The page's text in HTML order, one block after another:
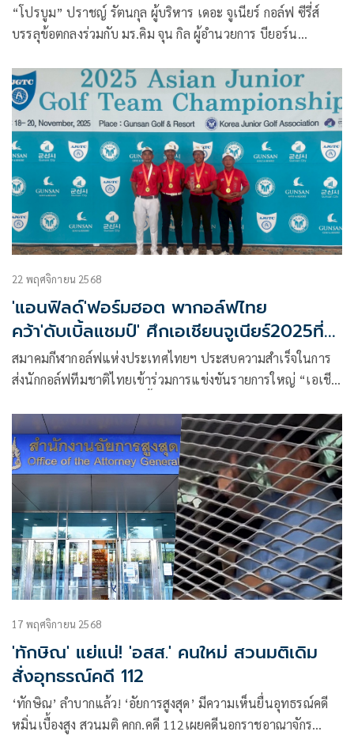
“โปรบูม” ปราชญ์ รัตนกุล ผู้บริหาร เดอะ จูเนียร์ กอล์ฟ ซีรี่ส์
บรรลุข้อตกลงร่วมกับ มร.คิม จุน กิล ผู้อำนวยการ บียอร์น
เพื่อเชื่อมความสัมพันธ์ และต่อยอดในการเปิดตัว “เดอะ จูเนียร์
กอล์ฟ ซีรี่ส์ โคเรีย” อย่างเป็นทางการเพื่อชยายตลาดสู่ต่าง
ประเทศเป็นครั้งแรกของ เดอะ เจจีเอส ในการก้าวสู่ระดับ
นานาชาติ ซึ่งสะท้อนให้เห็นถึงวิสัยทัศน์ และความมุ่งมั่นอัน
ยาวนานในการพัฒนากอล์ฟเยาวชนให้ก้าวไปสู่การพัฒนาระดับ
ภูมิภาคเอเชีย
22 พฤศจิกายน 2568
'แอนฟิลด์'ฟอร์มฮอต พากอล์ฟไทย
คว้า'ดับเบิ้ลแชมป์' ศึกเอเชียนจูเนียร์2025ที่
เกาหลีใต้
สมาคมกีฬากอล์ฟแห่งประเทศไทยฯ ประสบความสำเร็จในการ
ส่งนักกอล์ฟทีมชาติไทยเข้าร่วมการแข่งขันรายการใหญ่ “เอเชีย
Team Championship 2025) ซึ่งจัดขึ้นระหว่างวันที่ 18-20
พฤศจิกายน 2568 ณ สนาม Gunsan City and Gunsan Country
Club ประเทศเกาหลีใต้ โดยมี 11 ชาติชั้นนำของเอเชียร่วมชิงชัย
เพื่อคัดเลือกสู่รายการ “เวิลด์ จูเนียร์ กอล์ฟ ทีม”
17 พฤศจิกายน 2568
'ทักษิณ' แย่แน่! 'อสส.' คนใหม่ สวนมติเดิม
สั่งอุทธรณ์คดี 112
‘ทักษิณ’ ลำบากแล้ว! ‘อัยการสูงสุด’ มีความเห็นยื่นอุทธรณ์คดี
หมิ่นเบื้องสูง สวนมติ คกก.คดี 112เผยคดีนอกราชอาณาจักร